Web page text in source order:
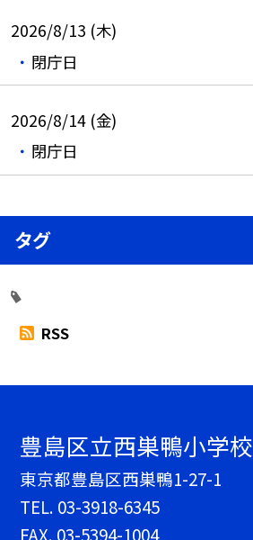
2026/8/13 (木)
閉庁日
2026/8/14 (金)
閉庁日
タグ
RSS
豊島区立西巣鴨小学校
東京都豊島区西巣鴨1-27-1
TEL. 03-3918-6345
FAX. 03-5394-1004